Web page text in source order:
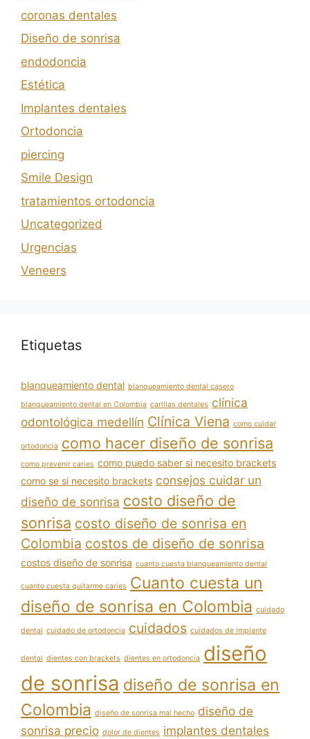
coronas dentales
Diseño de sonrisa
endodoncia
Estética
Implantes dentales
Ortodoncia
piercing
Smile Design
tratamientos ortodoncia
Uncategorized
Urgencias
Veneers
Etiquetas
blanqueamiento dental blanqueamiento dental casero
blanqueamiento dental en Colombia carillas dentales clínica
odontológica medellín Clínica Viena como cuidar
ortodoncia como hacer diseño de sonrisa
como prevenir caries como puedo saber si necesito brackets
como se si necesito brackets consejos cuidar un
diseño de sonrisa costo diseño de
sonrisa costo diseño de sonrisa en
Colombia costos de diseño de sonrisa
costos diseño de sonrisa cuanto cuesta blanqueamiento dental
cuanto cuesta quitarme caries Cuanto cuesta un
diseño de sonrisa en Colombia cuidado
dental cuidado de ortodoncia cuidados cuidados de implante
dental dientes con brackets dientes en ortodoncia diseño
de sonrisa diseño de sonrisa en
Colombia diseño de sonrisa mal hecho diseño de
sonrisa precio dolor de dientes implantes dentales